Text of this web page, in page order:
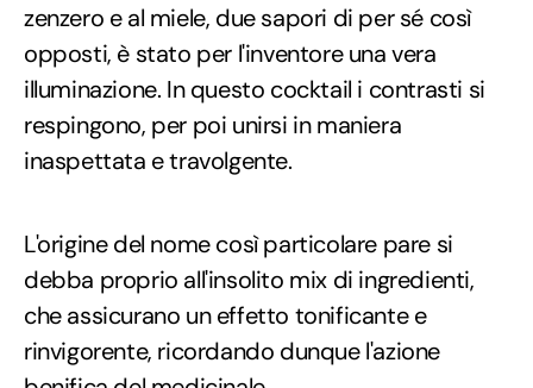
zenzero e al miele, due sapori di per sé così
opposti, è stato per l'inventore una vera
illuminazione. In questo cocktail i contrasti si
respingono, per poi unirsi in maniera
inaspettata e travolgente.
L'origine del nome così particolare pare si
debba proprio all'insolito mix di ingredienti,
che assicurano un effetto tonificante e
rinvigorente, ricordando dunque l'azione